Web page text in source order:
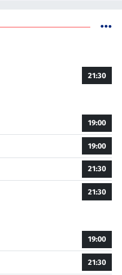
21:30
19:00
19:00
21:30
21:30
19:00
21:30